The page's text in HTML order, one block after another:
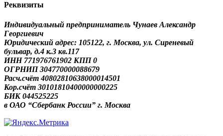
Реквизиты
Индивидуальный предприниматель Чунаев Александр
Георгиевич
Юридический адрес: 105122, г. Москва, ул. Сиреневый
бульвар, д.4 к.3 кв.117
ИНН 771976761902 КПП 0
ОГРНИП 304770000088679
Расч.счёт 40802810638000014501
Кор.счёт 30101810400000000225
БИК 044525225
в ОАО “Сбербанк России” г. Москва